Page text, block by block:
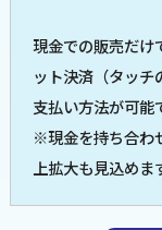
現金での販売だけ
ット決済（タッチ
支払い方法が可能
※現金を持ち合わ
上拡大も見込めま